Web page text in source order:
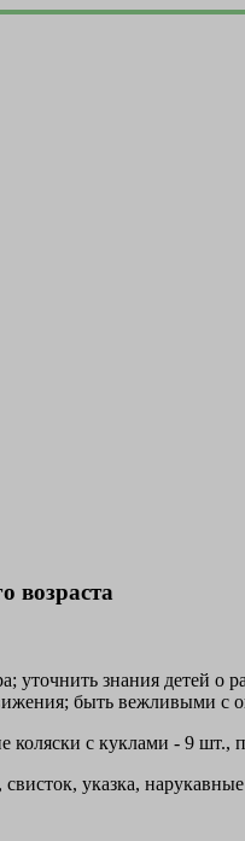
возраста
уточнить знания детей о
быть вежливыми
коляски с куклами - 9 шт.,
указка,